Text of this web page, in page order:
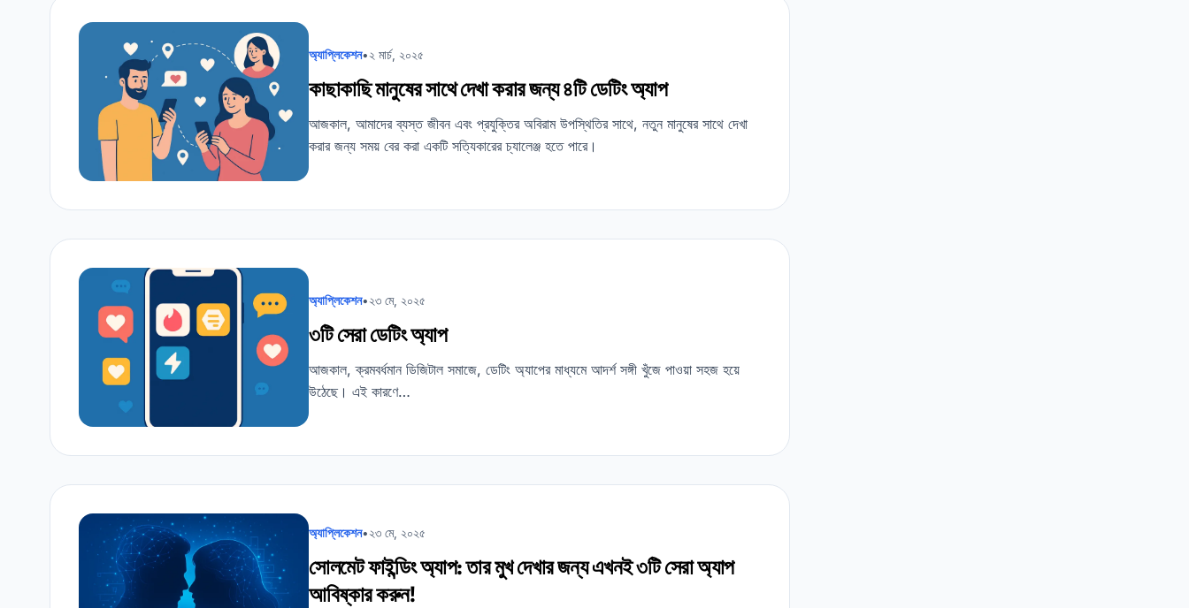
অ্যাপ্লিকেশন•২ মার্চ, ২০২৫
কাছাকাছি মানুষের সাথে দেখা করার জন্য ৪টি ডেটিং অ্যাপ
আজকাল, আমাদের ব্যস্ত জীবন এবং প্রযুক্তির অবিরাম উপস্থিতির সাথে, নতুন মানুষের সাথে দেখা
করার জন্য সময় বের করা একটি সত্যিকারের চ্যালেঞ্জ হতে পারে।
অ্যাপ্লিকেশন•২৩ মে, ২০২৫
৩টি সেরা ডেটিং অ্যাপ
আজকাল, ক্রমবর্ধমান ডিজিটাল সমাজে, ডেটিং অ্যাপের মাধ্যমে আদর্শ সঙ্গী খুঁজে পাওয়া সহজ হয়ে
উঠেছে। এই কারণে…
অ্যাপ্লিকেশন•২৩ মে, ২০২৫
সোলমেট ফাইন্ডিং অ্যাপ: তার মুখ দেখার জন্য এখনই ৩টি সেরা অ্যাপ
আবিষ্কার করুন!